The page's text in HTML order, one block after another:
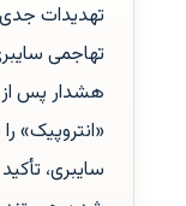
تهدیدات جدی
تهاجمی
هشدار پس
«انتروپیک»
سایبری،